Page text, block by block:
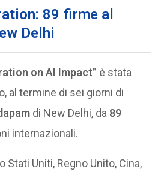
89 firme al
Delhi
on AI Impact” è stata
al termine di sei giorni di
di New Delhi, da 89
internazionali.
Stati Uniti, Regno Unito, Cina,